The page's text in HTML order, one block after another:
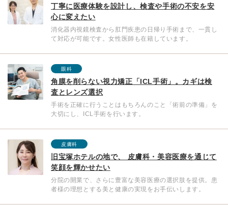
丁寧に医療体験を設計し、検査や手術の不安を安
心に変えたい
消化器内視鏡検査から肛門疾患の日帰り手術まで、一貫し
て対応が可能です。女性医師も在籍しています。
眼科
角膜を削らない視力矯正「ICL手術」。カギは検
査とレンズ選択
手術を正確に行うことはもちろんのこと「術前の準備」を
大切にし、ICL手術を行います。
皮膚科
旧宝塚ホテルの地で、 皮膚科・美容医療を通じて
笑顔を輝かせたい
分院の開業で、さらに豊富な美容医療の選択肢を提供。患
者様の理想とする美と健康の実現をお手伝いします。